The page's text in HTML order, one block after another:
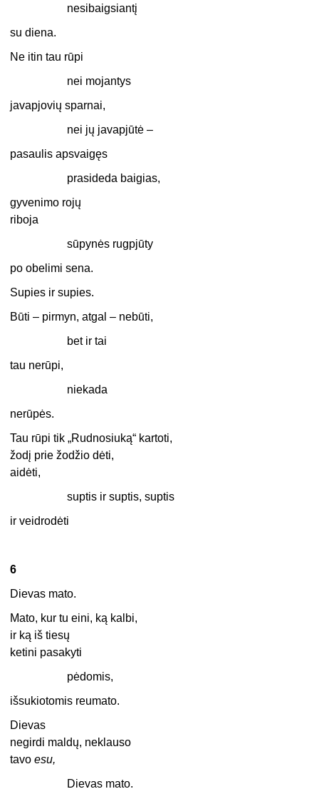
nesibaigsiantį
su diena.
Ne itin tau rūpi
nei mojantys
javapjovių sparnai,
nei jų javapjūtė –
pasaulis apsvaigęs
prasideda baigias,
gyvenimo rojų
riboja
sūpynės rugpjūty
po obelimi sena.
Supies ir supies.
Būti – pirmyn, atgal – nebūti,
bet ir tai
tau nerūpi,
niekada
nerūpės.
Tau rūpi tik „Rudnosiuką“ kartoti,
žodį prie žodžio dėti,
aidėti,
suptis ir suptis, suptis
ir veidrodėti
6
Dievas mato.
Mato, kur tu eini, ką kalbi,
ir ką iš tiesų
ketini pasakyti
pėdomis,
išsukiotomis reumato.
Dievas
negirdi maldų, neklauso
tavoesu,
Dievas mato.